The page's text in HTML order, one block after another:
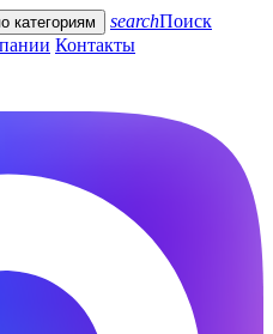
категориям searchПоиск
Контакты